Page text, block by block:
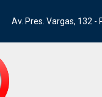
Av. Pres. Vargas, 132